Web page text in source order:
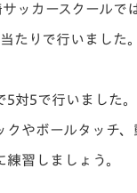
ッカースクールで
たりで行いました。
対5で行いました。
クやボールタッチ
習しましょう。